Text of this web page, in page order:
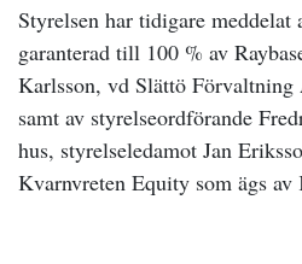
Styrelsen har tidigare meddelat
garanterad till 100 % av
Karlsson, vd Slättö
samt av styrelseordförande
hus, styrelseledamot Jan
Kvarnvreten Equity som ägs av